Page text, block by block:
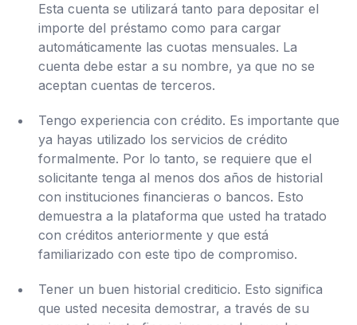
Esta cuenta se utilizará tanto para depositar el
importe del préstamo como para cargar
automáticamente las cuotas mensuales. La
cuenta debe estar a su nombre, ya que no se
aceptan cuentas de terceros.
Tengo experiencia con crédito. Es importante que
ya hayas utilizado los servicios de crédito
formalmente. Por lo tanto, se requiere que el
solicitante tenga al menos dos años de historial
con instituciones financieras o bancos. Esto
demuestra a la plataforma que usted ha tratado
con créditos anteriormente y que está
familiarizado con este tipo de compromiso.
Tener un buen historial crediticio. Esto significa
que usted necesita demostrar, a través de su